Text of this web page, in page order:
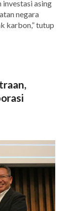
asing
negara
karbon,” tutup